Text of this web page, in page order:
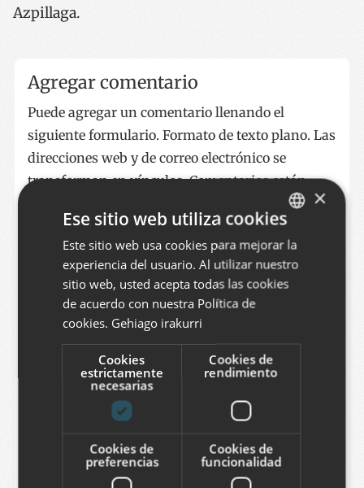
Azpillaga.
Agregar comentario
Puede agregar un comentario llenando el
siguiente formulario. Formato de texto plano. Las
direcciones web y de correo electrónico se
transforman en vínculos. Comentarios están
Nombre
Correo electrónico
Comentario
BASQUE
SPANISH
×
Ese sitio web utiliza cookies
Este sitio web usa cookies para mejorar la
experiencia del usuario. Al utilizar nuestro
sitio web, usted acepta todas las cookies
de acuerdo con nuestra Política de
cookies. Gehiago irakurri
Cookies
estrictamente
necesarias
Cookies de
rendimiento
Cookies de
preferencias
Cookies de
funcionalidad